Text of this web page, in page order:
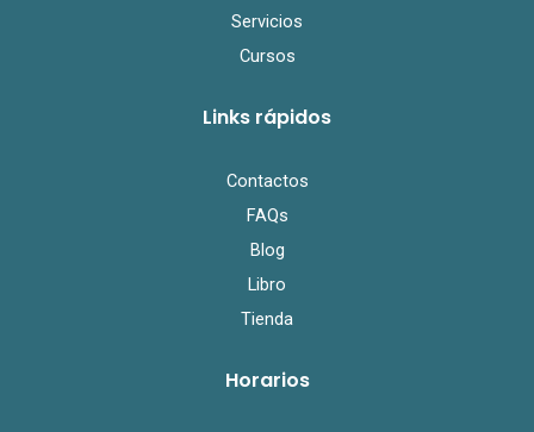
Servicios
Cursos
Links rápidos
Contactos
FAQs
Blog
Libro
Tienda
Horarios